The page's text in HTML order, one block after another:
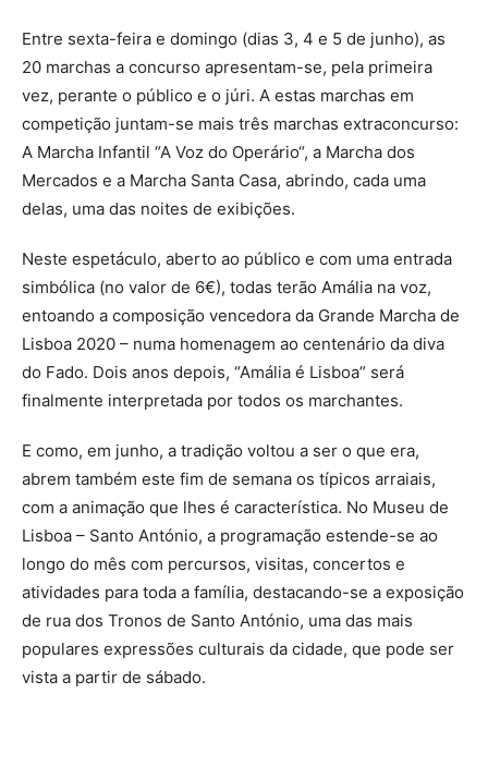
Entre sexta-feira e domingo (dias 3, 4 e 5 de junho), as
20 marchas a concurso apresentam-se, pela primeira
vez, perante o público e o júri. A estas marchas em
competição juntam-se mais três marchas extraconcurso:
A Marcha Infantil “A Voz do Operário“, a Marcha dos
Mercados e a Marcha Santa Casa, abrindo, cada uma
delas, uma das noites de exibições.
Neste espetáculo, aberto ao público e com uma entrada
simbólica (no valor de 6€), todas terão Amália na voz,
entoando a composição vencedora da Grande Marcha de
Lisboa 2020 – numa homenagem ao centenário da diva
do Fado. Dois anos depois, “Amália é Lisboa” será
finalmente interpretada por todos os marchantes.
E como, em junho, a tradição voltou a ser o que era,
abrem também este fim de semana os típicos arraiais,
com a animação que lhes é característica. No Museu de
Lisboa – Santo António, a programação estende-se ao
longo do mês com percursos, visitas, concertos e
atividades para toda a família, destacando-se a exposição
de rua dos Tronos de Santo António, uma das mais
populares expressões culturais da cidade, que pode ser
vista a partir de sábado.